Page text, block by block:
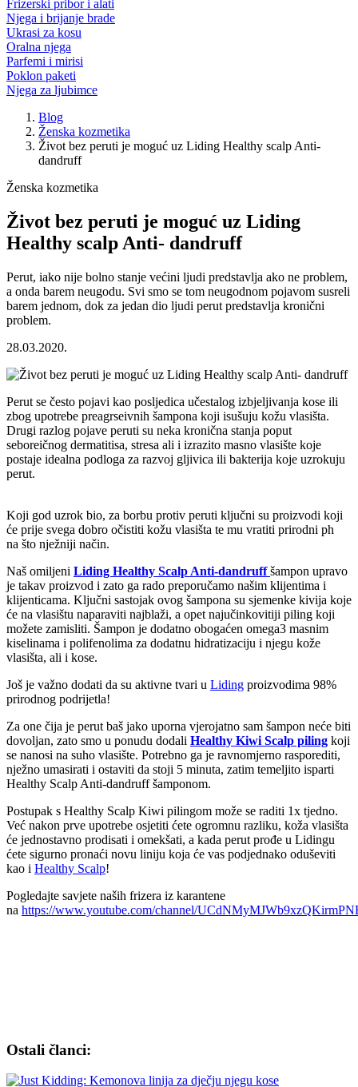
Frizerski pribor i alati
Njega i brijanje brade
Ukrasi za kosu
Oralna njega
Parfemi i mirisi
Poklon paketi
Njega za ljubimce
Blog
Ženska kozmetika
Život bez peruti je moguć uz Liding Healthy scalp Anti-
dandruff
Ženska kozmetika
Život bez peruti je moguć uz Liding
Healthy scalp Anti- dandruff
Perut, iako nije bolno stanje većini ljudi predstavlja ako ne problem,
a onda barem neugodu. Svi smo se tom neugodnom pojavom susreli
barem jednom, dok za jedan dio ljudi perut predstavlja kronični
problem.
28.03.2020.
Perut se često pojavi kao posljedica učestalog izbjeljivanja kose ili
zbog upotrebe preagrseivnih šampona koji isušuju kožu vlasišta.
Drugi razlog pojave peruti su neka kronična stanja poput
seboreičnog dermatitisa, stresa ali i izrazito masno vlasište koje
postaje idealna podloga za razvoj gljivica ili bakterija koje uzrokuju
perut.
Koji god uzrok bio, za borbu protiv peruti ključni su proizvodi koji
će prije svega dobro očistiti kožu vlasišta te mu vratiti prirodni ph
na što nježniji način.
Naš omiljeni Liding Healthy Scalp Anti-dandruff šampon upravo
je takav proizvod i zato ga rado preporučamo našim klijentima i
klijenticama. Ključni sastojak ovog šampona su sjemenke kivija koje
će na vlasištu naparaviti najblaži, a opet najučinkovitiji piling koji
možete zamisliti. Šampon je dodatno obogaćen omega3 masnim
kiselinama i polifenolima za dodatnu hidratizaciju i njegu kože
vlasišta, ali i kose.
Još je važno dodati da su aktivne tvari u Liding proizvodima 98%
prirodnog podrijetla!
Za one čija je perut baš jako uporna vjerojatno sam šampon neće biti
dovoljan, zato smo u ponudu dodali Healthy Kiwi Scalp piling koji
se nanosi na suho vlasište. Potrebno ga je ravnomjerno rasporediti,
nježno umasirati i ostaviti da stoji 5 minuta, zatim temeljito isparti
Healthy Scalp Anti-dandruff šamponom.
Postupak s Healthy Scalp Kiwi pilingom može se raditi 1x tjedno.
Već nakon prve upotrebe osjetiti ćete ogromnu razliku, koža vlasišta
će jednostavno prodisati i omekšati, a kada perut prođe u Lidingu
ćete sigurno pronaći novu liniju koja će vas podjednako oduševiti
kao i Healthy Scalp!
Pogledajte savjete naših frizera iz karantene
na https://www.youtube.com/channel/
Ostali članci: